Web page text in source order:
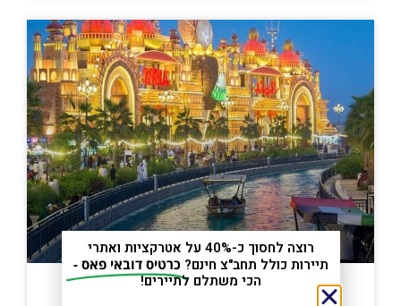
רוצה לחסוך כ-40% על אטרקציות ואתרי
תיירות כולל תחב"צ חינם? כרטיס דובאי פאס -
הכי משתלם לתיירים!